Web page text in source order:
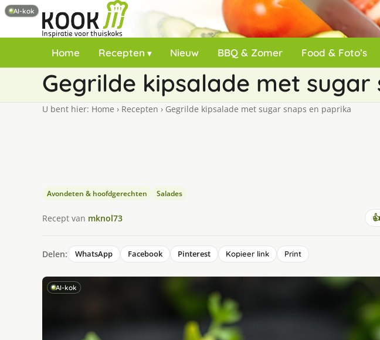
Home Recepten Nieuw BBQ & Zomer Food & Foto’s
Gegrilde kipsalade met
U bent hier: Home › Recepten › Gegrilde kipsalade met sugar snaps en paprika
Avondeten & hoofdgerechten Salades
Recept van mknol73 👍
Delen: WhatsApp Facebook Pinterest Kopieer link Print
AI-kok
AI-kok